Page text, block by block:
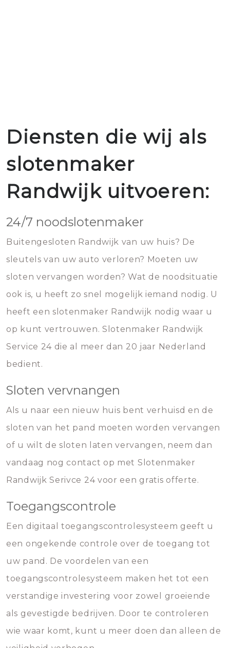
Diensten die wij als
slotenmaker
Randwijk uitvoeren:
24/7 noodslotenmaker
Buitengesloten Randwijk van uw huis? De
sleutels van uw auto verloren? Moeten uw
sloten vervangen worden? Wat de noodsituatie
ook is, u heeft zo snel mogelijk iemand nodig. U
heeft een slotenmaker Randwijk nodig waar u
op kunt vertrouwen. Slotenmaker Randwijk
Service 24 die al meer dan 20 jaar Nederland
bedient.
Sloten vervnangen
Als u naar een nieuw huis bent verhuisd en de
sloten van het pand moeten worden vervangen
of u wilt de sloten laten vervangen, neem dan
vandaag nog contact op met Slotenmaker
Randwijk Serivce 24 voor een gratis offerte.
Toegangscontrole
Een digitaal toegangscontrolesysteem geeft u
een ongekende controle over de toegang tot
uw pand. De voordelen van een
toegangscontrolesysteem maken het tot een
verstandige investering voor zowel groeiende
als gevestigde bedrijven. Door te controleren
wie waar komt, kunt u meer doen dan alleen de